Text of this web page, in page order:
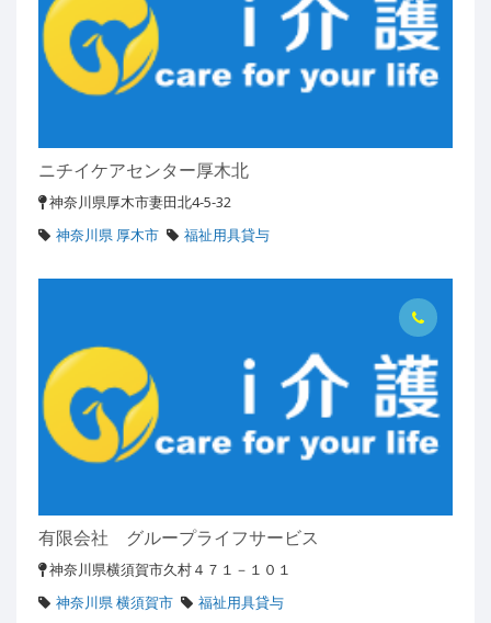
ニチイケアセンター厚木北
神奈川県厚木市妻田北4-5-32
神奈川県 厚木市
福祉用具貸与
有限会社 グループライフサービス
神奈川県横須賀市久村４７１－１０１
神奈川県 横須賀市
福祉用具貸与